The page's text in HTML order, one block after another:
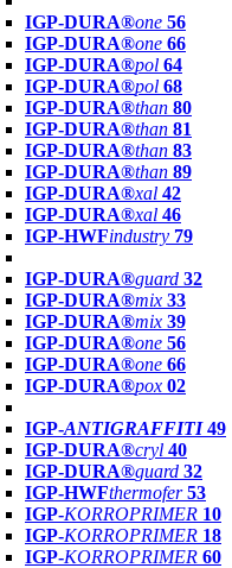
IGP-DURA®one 56
IGP-DURA®one 66
IGP-DURA®pol 64
IGP-DURA®pol 68
IGP-DURA®than 80
IGP-DURA®than 81
IGP-DURA®than 83
IGP-DURA®than 89
IGP-DURA®xal 42
IGP-DURA®xal 46
IGP-HWFindustry 79
IGP-DURA®guard 32
IGP-DURA®mix 33
IGP-DURA®mix 39
IGP-DURA®one 56
IGP-DURA®one 66
IGP-DURA®pox 02
IGP-ANTIGRAFFITI49
IGP-DURA®cryl 40
IGP-DURA®guard 32
IGP-HWFthermofer 53
IGP-KORROPRIMER 10
IGP-KORROPRIMER 18
IGP-KORROPRIMER 60